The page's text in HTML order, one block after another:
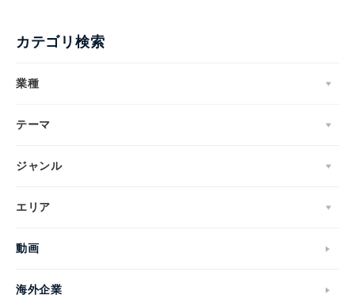
カテゴリ検索
業種
テーマ
ジャンル
エリア
動画
海外企業